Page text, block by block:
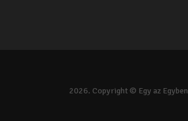
2026. Copyright © Egy az Egyben